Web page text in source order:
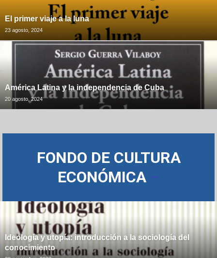
El primer viaje a la luna
23 agosto, 2024
América Latina y la independencia de Cuba
20 agosto, 2024
FONDO DE CULTURA
ECONÓMICA
Ideología y utopía: introducción a la sociología del
conocimiento